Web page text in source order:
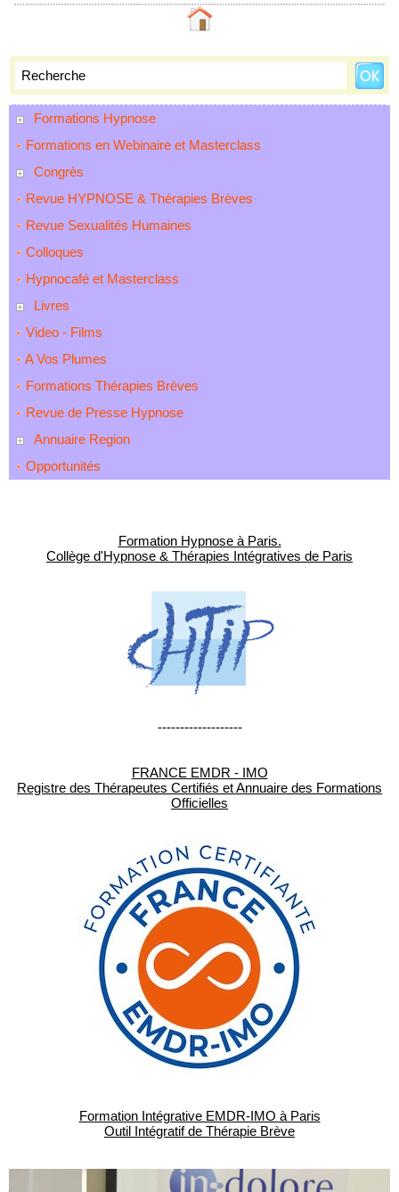
Formations Hypnose
Formations en Webinaire et Masterclass
Congrès
Revue HYPNOSE & Thérapies Brèves
Revue Sexualités Humaines
Colloques
Hypnocafé et Masterclass
Livres
Video - Films
A Vos Plumes
Formations Thérapies Brèves
Revue de Presse Hypnose
Annuaire Region
Opportunités
Formation Hypnose à Paris.
Collège d'Hypnose & Thérapies Intégratives de Paris
-------------------
FRANCE EMDR - IMO
Registre des Thérapeutes Certifiés et Annuaire des Formations
Officielles
Formation Intégrative EMDR-IMO à Paris
Outil Intégratif de Thérapie Brève